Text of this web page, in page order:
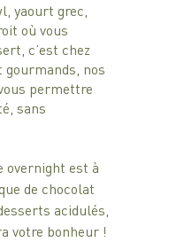
yaourt grec,
où vous
c’est chez
nos
permettre
sans
overnight est à
de chocolat
acidulés,
votre bonheur !